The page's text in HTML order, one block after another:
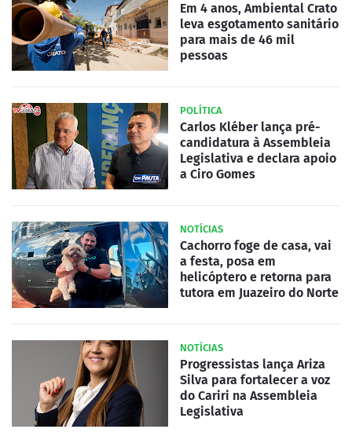
Em 4 anos, Ambiental Crato
leva esgotamento sanitário
para mais de 46 mil
pessoas
POLÍTICA
Carlos Kléber lança pré-
candidatura à Assembleia
Legislativa e declara apoio
a Ciro Gomes
NOTÍCIAS
Cachorro foge de casa, vai
a festa, posa em
helicóptero e retorna para
tutora em Juazeiro do Norte
NOTÍCIAS
Progressistas lança Ariza
Silva para fortalecer a voz
do Cariri na Assembleia
Legislativa